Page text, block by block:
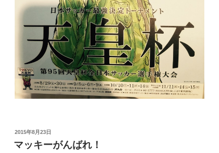
投
稿
日:
2015年8月23日
マッキーがんばれ！